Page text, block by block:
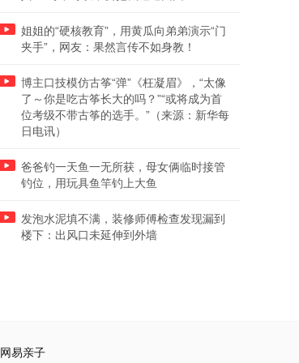
姐姐的“硬核教育”，用黄瓜向弟弟演示“门
夹手”，网友：果然言传不如身教！
博主口技模仿古筝“弹”《枉凝眉》，“太像
了～你是吃古筝长大的吗？”“或将成为首
位考级不带古筝的选手。”（来源：新华每
日电讯）
爸爸钓一天鱼一无所获，母女俩临时接管
钓位，用玩具鱼竿钓上大鱼
发泡水泥填不满，装修师傅检查发现漏到
楼下：出风口未延伸到外墙
网易亲子